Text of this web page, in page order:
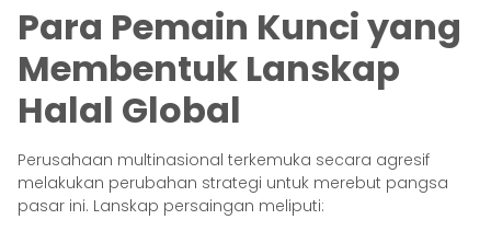
Para Pemain Kunci yang
Membentuk Lanskap
Halal Global
Perusahaan multinasional terkemuka secara agresif
melakukan perubahan strategi untuk merebut pangsa
pasar ini. Lanskap persaingan meliputi: